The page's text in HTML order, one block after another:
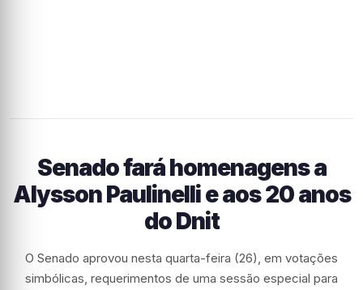
Senado fará homenagens a
Alysson Paulinelli e aos 20 anos
do Dnit
O Senado aprovou nesta quarta-feira (26), em votações
simbólicas, requerimentos de uma sessão especial para